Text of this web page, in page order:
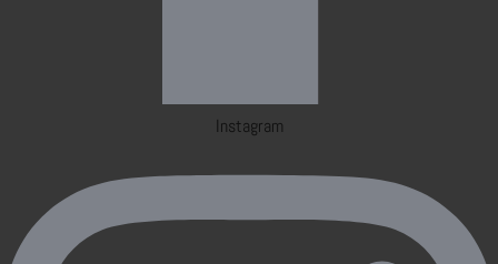
Instagram